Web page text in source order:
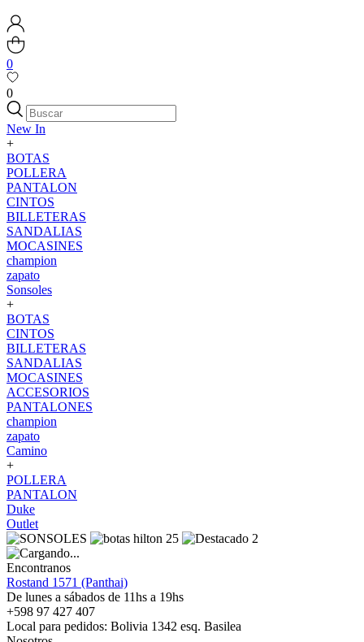
0
0
New In
+
BOTAS
POLLERA
PANTALON
CINTOS
BILLETERAS
SANDALIAS
MOCASINES
champion
zapato
Sonsoles
+
BOTAS
CINTOS
BILLETERAS
SANDALIAS
MOCASINES
ACCESORIOS
PANTALONES
champion
zapato
Camino
+
POLLERA
PANTALON
Duke
Outlet
Encontranos
Rostand 1571 (Panthai)
De lunes a sábados de 11hs a 19hs
+598 97 427 407
Local para pedidos: Bolivia 1342 esq. Basilea